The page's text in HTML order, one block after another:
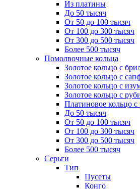
Из платины
До 50 тысяч
От 50 до 100 тысяч
От 100 до 300 тысяч
От 300 до 500 тысяч
Более 500 тысяч
Помолвочные кольца
Золотое кольцо с
Золотое кольцо с
Золотое кольцо с
Золотое кольцо с
Платиновое кольцо
До 50 тысяч
От 50 до 100 тысяч
От 100 до 300 тысяч
От 300 до 500 тысяч
Более 500 тысяч
Серьги
Тип
Пусеты
Конго